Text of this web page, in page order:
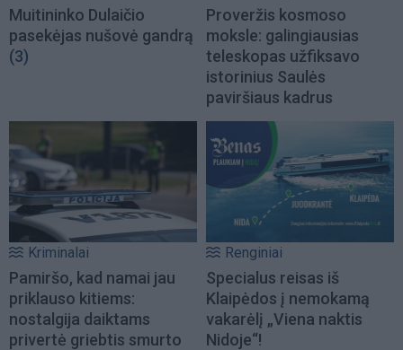
Muitininko Dulaičio
pasekėjas nušovė gandrą
(3)
Proveržis kosmoso
moksle: galingiausias
teleskopas užfiksavo
istorinius Saulės
paviršiaus kadrus
Kriminalai
Pamiršo, kad namai jau
priklauso kitiems:
nostalgija daiktams
privertė griebtis smurto
Renginiai
Specialus reisas iš
Klaipėdos į nemokamą
vakarėlį „Viena naktis
Nidoje“!